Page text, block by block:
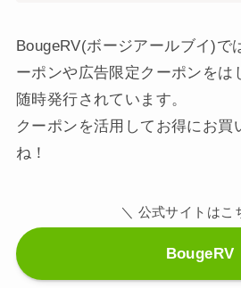
BougeRV(ボージアールブイ)で
ーポンや広告限定クーポンをは
随時発行されています。
クーポンを活用してお得にお買
ね！
＼ 公式サイトはこ
BougeRV